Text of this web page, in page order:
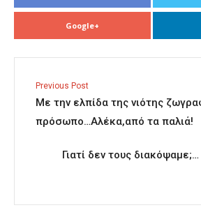
Google+
Previous Post
Με την ελπίδα της νιότης
πρόσωπο…Αλέκα,από τα παλιά!
Γιατί δεν τους